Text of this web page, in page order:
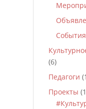
События
(6)
Педагоги
Проекты